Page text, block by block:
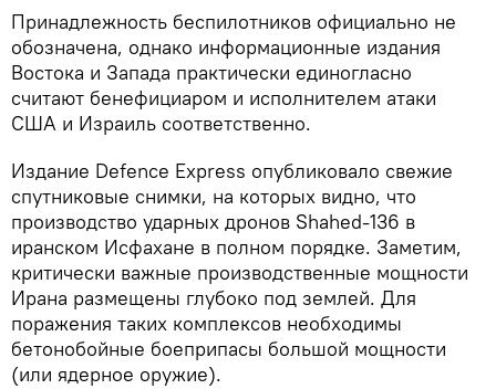
Принадлежность беспилотников официально не
обозначена, однако информационные издания
Востока и Запада практически единогласно
считают бенефициаром и исполнителем атаки
США и Израиль соответственно.
Издание Defence Express опубликовало свежие
спутниковые снимки, на которых видно, что
производство ударных дронов Shahed-136 в
иранском Исфахане в полном порядке. Заметим,
критически важные производственные мощности
Ирана размещены глубоко под землей. Для
поражения таких комплексов необходимы
бетонобойные боеприпасы большой мощности
(или ядерное оружие).